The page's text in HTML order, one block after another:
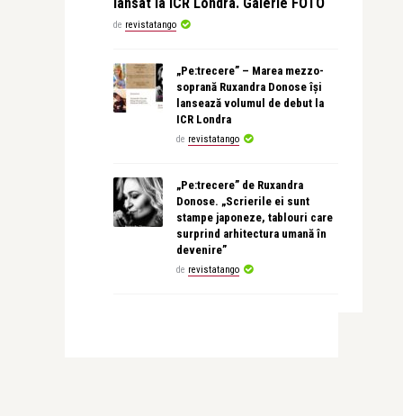
de revistatango
„Pe:trecere” – Marea mezzo-
soprană Ruxandra Donose își
lansează volumul de debut la
ICR Londra
de revistatango
„Pe:trecere” de Ruxandra
Donose. „Scrierile ei sunt
stampe japoneze, tablouri care
surprind arhitectura umană în
devenire”
de revistatango